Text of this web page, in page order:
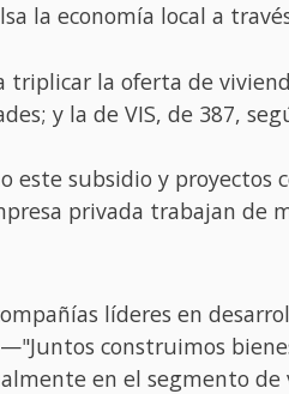
la economía local a
triplicar la oferta de
y la de VIS, de 387,
este subsidio y proyectos
privada trabajan de
líderes en
construimos
en el segmento